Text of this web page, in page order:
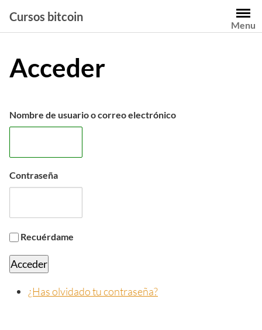
contenido
Cursos bitcoin
Menu
Acceder
Nombre de usuario o correo electrónico
Contraseña
Recuérdame
Acceder
¿Has olvidado tu contraseña?